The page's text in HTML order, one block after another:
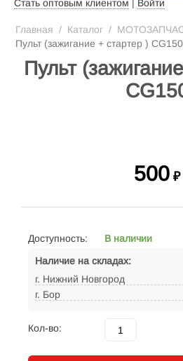
Стать оптовым клиентом | Войти
Главная / Каталог /
Пульт (зажигание + стартер ) CG150
Пульт
500 ₽
Доступность:
В наличии
Наличие на складах:
г. Нижний Новгород
г. Бор
Кол-во: